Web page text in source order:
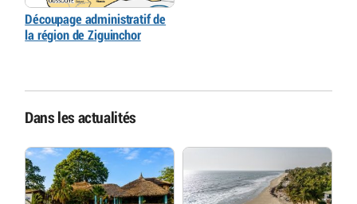
Découpage administratif de
la région de Ziguinchor
Dans les actualités